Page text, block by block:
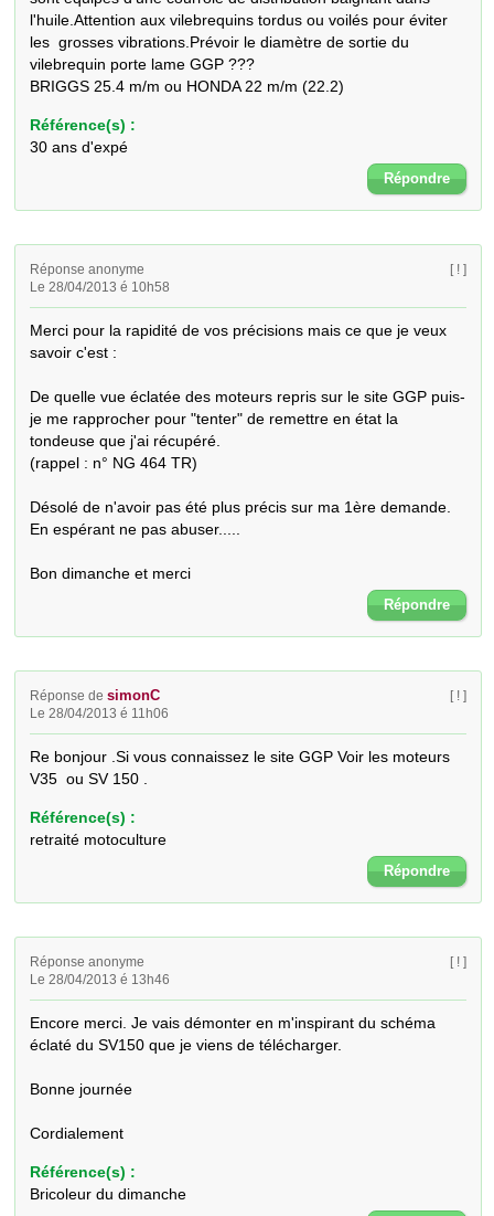
l'huile.Attention aux vilebrequins tordus ou voilés pour éviter
les  grosses vibrations.Prévoir le diamètre de sortie du
vilebrequin porte lame GGP ???
BRIGGS 25.4 m/m ou HONDA 22 m/m (22.2)
Référence(s) :
30 ans d'expé
Répondre
Réponse anonyme
Le 28/04/2013 é 10h58
[ ! ]
Merci pour la rapidité de vos précisions mais ce que je veux
savoir c'est :
De quelle vue éclatée des moteurs repris sur le site GGP puis-
je me rapprocher pour "tenter" de remettre en état la
tondeuse que j'ai récupéré.
(rappel : n° NG 464 TR)
Désolé de n'avoir pas été plus précis sur ma 1ère demande.
En espérant ne pas abuser.....
Bon dimanche et merci
Répondre
Réponse desimonC
Le 28/04/2013 é 11h06
[ ! ]
Re bonjour .Si vous connaissez le site GGP Voir les moteurs
V35  ou SV 150 .
Référence(s) :
retraité motoculture
Répondre
Réponse anonyme
Le 28/04/2013 é 13h46
[ ! ]
Encore merci. Je vais démonter en m'inspirant du schéma
éclaté du SV150 que je viens de télécharger.
Bonne journée
Cordialement
Référence(s) :
Bricoleur du dimanche